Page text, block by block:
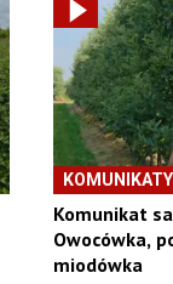
Komunikat
Owocówka,
miodówka